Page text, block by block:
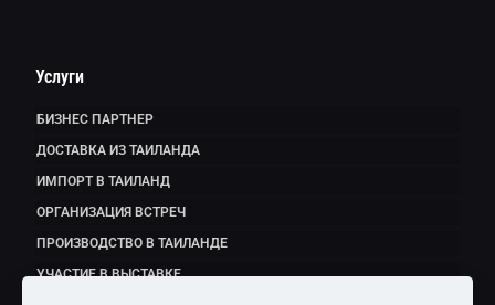
Услуги
БИЗНЕС ПАРТНЕР
ДОСТАВКА ИЗ ТАИЛАНДА
ИМПОРТ В ТАИЛАНД
ОРГАНИЗАЦИЯ ВСТРЕЧ
ПРОИЗВОДСТВО В ТАИЛАНДЕ
УЧАСТИЕ В ВЫСТАВКЕ